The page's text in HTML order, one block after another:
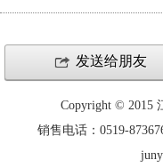
发送给朋友
Copyright © 2015
销售电话：0519-